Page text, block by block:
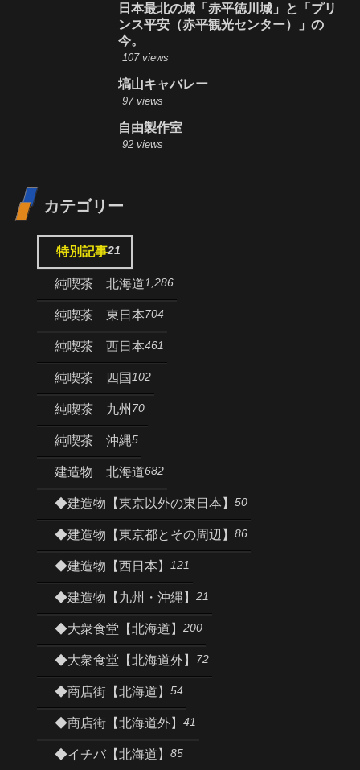
日本最北の城「赤平徳川城」と「プリ
ンス平安（赤平観光センター）」の
今。
107 views
塙山キャバレー
97 views
自由製作室
92 views
カテゴリー
特別記事21
純喫茶 北海道1,286
純喫茶 東日本704
純喫茶 西日本461
純喫茶 四国 102
純喫茶 九州 70
純喫茶 沖縄5
建造物 北海道682
◆建造物【東京以外の東日本】 50
◆建造物【東京都とその周辺】 86
◆建造物【西日本】 121
◆建造物【九州・沖縄】 21
◆大衆食堂【北海道】 200
◆大衆食堂【北海道外】 72
◆商店街【北海道】 54
◆商店街【北海道外】 41
◆イチバ【北海道】 85